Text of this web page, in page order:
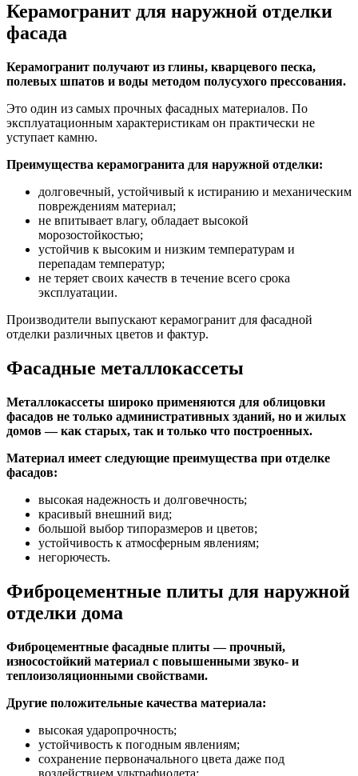
Керамогранит для наружной отделки
фасада
Керамогранит получают из глины, кварцевого песка,
полевых шпатов и воды методом полусухого прессования.
Это один из самых прочных фасадных материалов. По
эксплуатационным характеристикам он практически не
уступает камню.
Преимущества керамогранита для наружной отделки:
долговечный, устойчивый к истиранию и механическим
повреждениям материал;
не впитывает влагу, обладает высокой
морозостойкостью;
устойчив к высоким и низким температурам и
перепадам температур;
не теряет своих качеств в течение всего срока
эксплуатации.
Производители выпускают керамогранит для фасадной
отделки различных цветов и фактур.
Фасадные металлокассеты
Металлокассеты широко применяются для облицовки
фасадов не только административных зданий, но и жилых
домов — как старых, так и только что построенных.
Материал имеет следующие преимущества при отделке
фасадов:
высокая надежность и долговечность;
красивый внешний вид;
большой выбор типоразмеров и цветов;
устойчивость к атмосферным явлениям;
негорючесть.
Фиброцементные плиты для наружной
отделки дома
Фиброцементные фасадные плиты — прочный,
износостойкий материал с повышенными звуко- и
теплоизоляционными свойствами.
Другие положительные качества материала:
высокая ударопрочность;
устойчивость к погодным явлениям;
сохранение первоначального цвета даже под
воздействием ультрафиолета;